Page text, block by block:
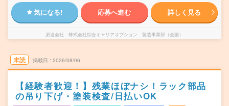
気になる! 応募へ進む 詳しく見る
派遣会社 株式会社綜合キャリアオプション 製造事業部（全国）
未読 掲載日 2026/08/06
【経験者歓迎！】残業ほぼナシ！ラック部品
の吊り下げ・塗装検査/日払いOK